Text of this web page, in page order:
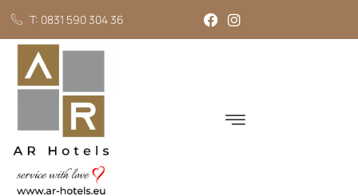
T: 0831 590 304 36